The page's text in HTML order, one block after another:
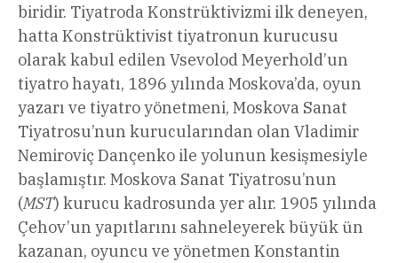
biridir. Tiyatroda Konstrüktivizmi ilk deneyen,
hatta Konstrüktivist tiyatronun kurucusu
olarak kabul edilen Vsevolod Meyerhold’un
tiyatro hayatı, 1896 yılında Moskova’da, oyun
yazarı ve tiyatro yönetmeni, Moskova Sanat
Tiyatrosu’nun kurucularından olan Vladimir
Nemiroviç Dançenko ile yolunun kesişmesiyle
başlamıştır. Moskova Sanat Tiyatrosu’nun
(MST) kurucu kadrosunda yer alır. 1905 yılında
Çehov’un yapıtlarını sahneleyerek büyük ün
kazanan, oyuncu ve yönetmen Konstantin